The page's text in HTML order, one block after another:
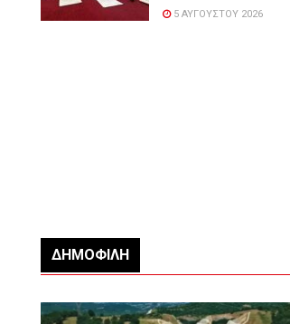
5 ΑΥΓΟΎΣΤΟΥ 2026
ΔΗΜΟΦΙΛΉ